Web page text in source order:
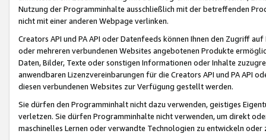
Nutzung der Programminhalte ausschließlich mit der betreffenden
nicht mit einer anderen Webpage verlinken.
Creators API und PA API oder Datenfeeds können Ihnen den Zugriff
oder mehreren verbundenen Websites angebotenen Produkte
Daten, Bilder, Texte oder sonstigen Informationen oder Inhalte
anwendbaren Lizenzvereinbarungen für die Creators API und PA API
diesen verbundenen Websites zur Verfügung gestellt werden.
Sie dürfen den Programminhalt nicht dazu verwenden, geistiges
verletzen. Sie dürfen Programminhalte nicht verwenden, um direkt
maschinelles Lernen oder verwandte Technologien zu entwickeln